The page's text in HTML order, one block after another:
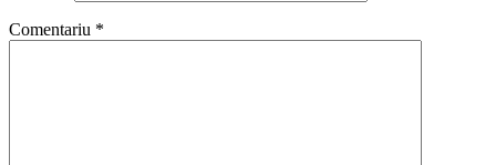
Comentariu *